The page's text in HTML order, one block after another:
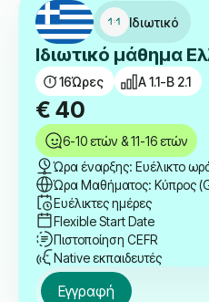
Ιδιωτικό
Ιδιωτικό μάθημα
16Ώρες A 1.1-B 2.1
€ 40
6-10 ετών & 11-16 ετών
Ώρα έναρξης: Ευέλικτο
Ώρα Μαθήματος: Κύπρος
Ευέλικτες ημέρες
Flexible Start Date
Πιστοποίηση CEFR
Native εκπαιδευτές
Εγγραφή